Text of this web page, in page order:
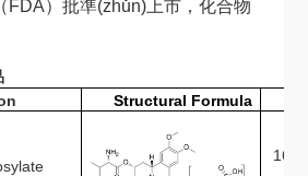
FDA）批準(zhǔn)上市，化合物
Structural Formula